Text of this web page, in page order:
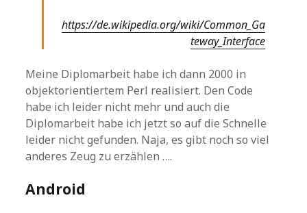
https://de.wikipedia.org/wiki/Common_Ga
teway_Interface
Meine Diplomarbeit habe ich dann 2000 in
objektorientiertem Perl realisiert. Den Code
habe ich leider nicht mehr und auch die
Diplomarbeit habe ich jetzt so auf die Schnelle
leider nicht gefunden. Naja, es gibt noch so viel
anderes Zeug zu erzählen ….
Android